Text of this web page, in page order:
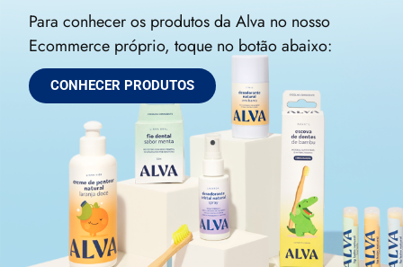
Para conhecer os produtos da Alva no nosso
Ecommerce próprio, toque no botão abaixo:
CONHECER PRODUTOS